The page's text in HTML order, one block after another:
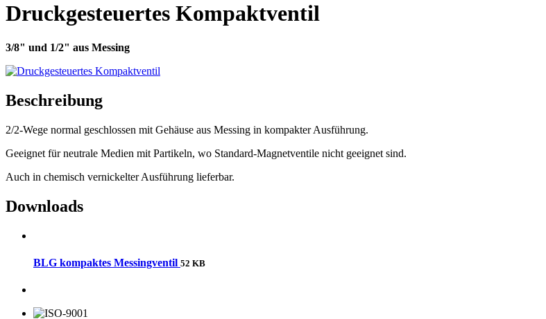
Druckgesteuertes Kompaktventil
3/8" und 1/2" aus Messing
Beschreibung
2/2-Wege normal geschlossen mit Gehäuse aus Messing in kompakter Ausführung.
Geeignet für neutrale Medien mit Partikeln, wo Standard-Magnetventile nicht geeignet sind.
Auch in chemisch vernickelter Ausführung lieferbar.
Downloads
BLG kompaktes Messingventil 52 KB